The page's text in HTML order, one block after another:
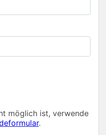
möglich ist, verwende
.